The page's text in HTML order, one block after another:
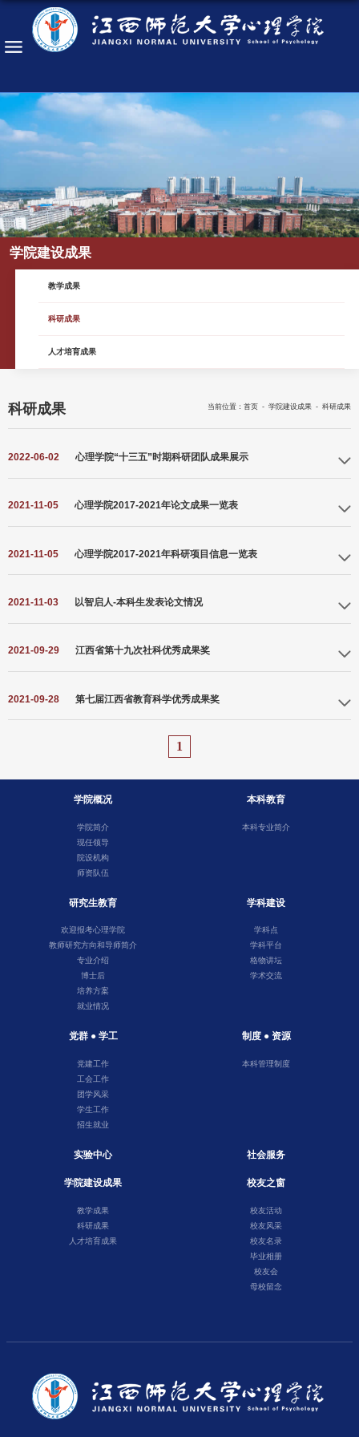
学院建设成果
教学成果
科研成果
人才培育成果
当前位置： 首页 - 学院建设成果 - 科研成果
科研成果
2022-06-02 心理学院“十三五”时期科研团队成果展示
2021-11-05 心理学院2017-2021年论文成果一览表
2021-11-05 心理学院2017-2021年科研项目信息一览表
2021-11-03 以智启人-本科生发表论文情况
2021-09-29 江西省第十九次社科优秀成果奖
2021-09-28 第七届江西省教育科学优秀成果奖
1
学院概况
学院简介
现任领导
院设机构
师资队伍
本科教育
本科专业简介
研究生教育
欢迎报考心理学院
教师研究方向和导师简介
专业介绍
博士后
培养方案
就业情况
学科建设
学科点
学科平台
格物讲坛
学术交流
党群 ● 学工
党建工作
工会工作
团学风采
学生工作
招生就业
制度 ● 资源
本科管理制度
实验中心 社会服务
学院建设成果
教学成果
科研成果
人才培育成果
校友之窗
校友活动
校友风采
校友名录
毕业相册
校友会
母校留念